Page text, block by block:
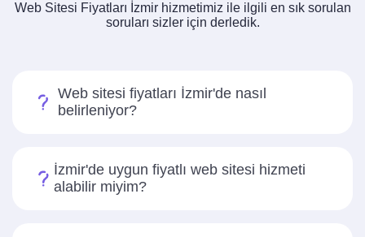
Web Sitesi Fiyatları İzmir hizmetimiz ile ilgili en sık sorulan
soruları sizler için derledik.
Web sitesi fiyatları İzmir'de nasıl
belirleniyor?
İzmir'de uygun fiyatlı web sitesi hizmeti
alabilir miyim?